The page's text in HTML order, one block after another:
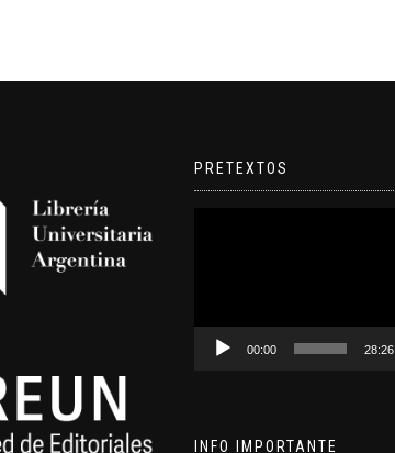
PRETEXTOS
00:00 28:26
INFO IMPORTANTE